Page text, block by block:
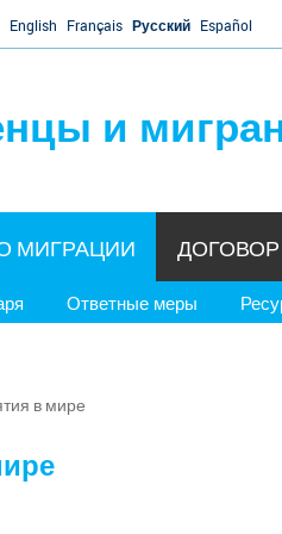
English Français Русский Español
и
МИГРАЦИИ
Ответные меры
в мире